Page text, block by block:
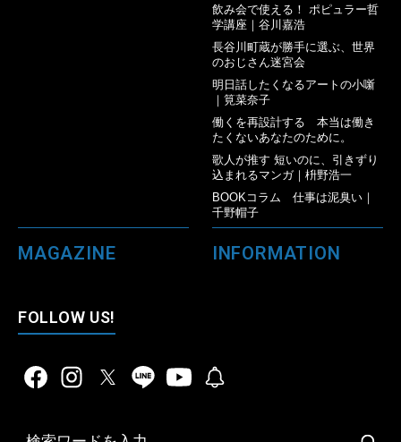
飲み会で使える！ ポピュラー哲
学講座｜谷川嘉浩
長谷川町蔵が勝手に選ぶ、世界
のおじさん迷宮会
明日話したくなるアートの小噺
｜筧菜奈子
働くを再設計する 本当は働き
たくないあなたのために。
歌人が推す 短いのに、引きずり
込まれるマンガ｜枡野浩一
BOOKコラム 仕事は泥臭い｜
千野帽子
MAGAZINE INFORMATION
FOLLOW US!